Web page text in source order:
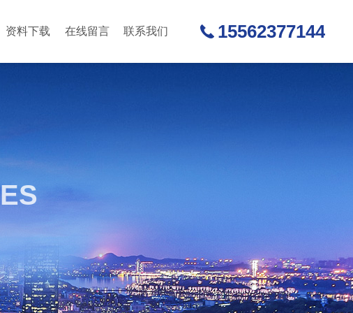
资料下载 在线留言 联系我们 15562377144